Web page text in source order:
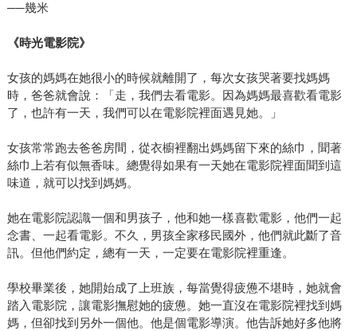
──幾米
《時光電影院》
女孩的媽媽在她很小的時候就離開了，每次女孩哭著要找媽媽
時，爸爸就會說：「走，我們去看電影。因為媽媽最喜歡看電影
了，也許有一天，我們可以在電影院裡面遇見她。」
女孩常常跑去爸爸房間，從衣櫥裡翻出媽媽留下來的絲巾，聞著
絲巾上若有似無香味。總覺得如果有一天她在電影院裡面聞到這
味道，就可以找到媽媽。
她在電影院認識一個和男孩子，他和她一樣喜歡電影，他們一起
念書、一起看電影。不久，男孩全家移民國外，他們就此斷了音
訊。但他們約定，總有一天，一定要在電影院裡重逢。
學校畢業後，她開始成了上班族，每當覺得疲憊不堪時，她就會
踏入電影院，讓電影撫慰她的疲憊。她一直沒在電影院裡找到媽
媽，但卻找到另外一個他。他是個電影導演。他告訴她好多他將